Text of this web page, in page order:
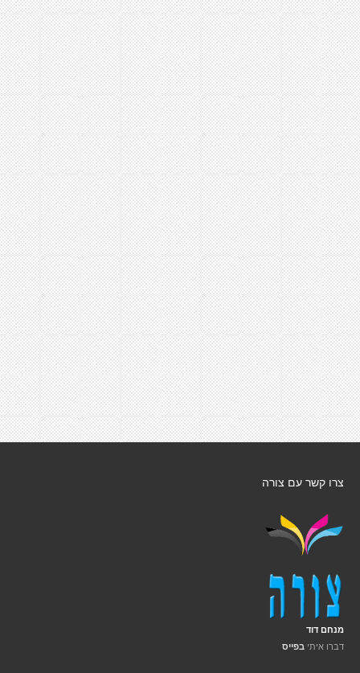
צרו קשר עם צורה
מנחם דוד
דברו איתי בפייס